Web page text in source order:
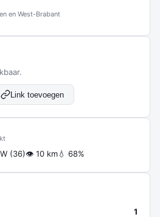
en West-Brabant
Link toevoegen
(36)👁 10 km💧 68%
1